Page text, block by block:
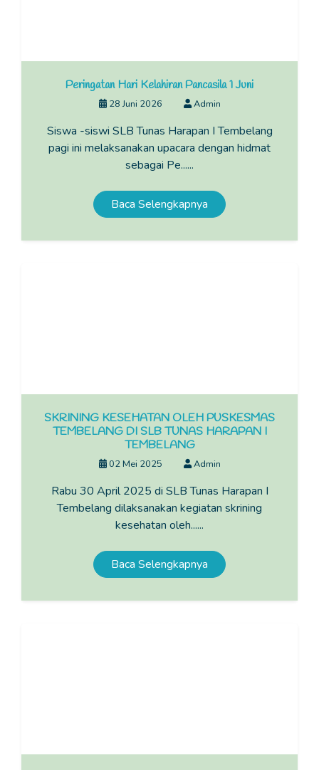
Peringatan Hari Kelahiran Pancasila 1 Juni
28 Juni 2026 Admin
Siswa -siswi SLB Tunas Harapan I Tembelang
pagi ini melaksanakan upacara dengan hidmat
sebagai Pe......
Baca Selengkapnya
SKRINING KESEHATAN OLEH PUSKESMAS
TEMBELANG DI SLB TUNAS HARAPAN I
TEMBELANG
02 Mei 2025 Admin
Rabu 30 April 2025 di SLB Tunas Harapan I
Tembelang dilaksanakan kegiatan skrining
kesehatan oleh......
Baca Selengkapnya